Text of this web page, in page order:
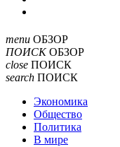
menu ОБЗОР
ПОИСК ОБЗОР
close ПОИСК
search ПОИСК
Экономика
Общество
Политика
В мире